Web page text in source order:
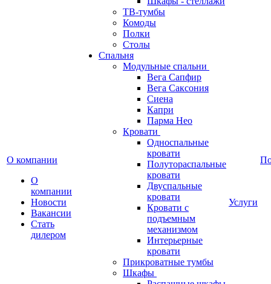
О компании
О
компании
Новости
Вакансии
Стать
дилером
ТВ-тумбы
Комоды
Полки
Столы
Спальня
Модульные спальни
Вега Сапфир
Вега Саксония
Сиена
Капри
Парма Нео
Кровати
Односпальные
кровати
Полутораспальные
кровати
Двуспальные
кровати
Кровати с
подъемным
механизмом
Интерьерные
кровати
Прикроватные тумбы
Шкафы
Услуги